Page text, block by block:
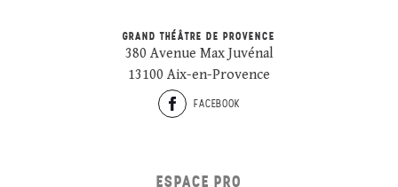
GRAND THÉÂTRE DE PROVENCE
380 Avenue Max Juvénal
13100 Aix-en-Provence
FACEBOOK
ESPACE PRO